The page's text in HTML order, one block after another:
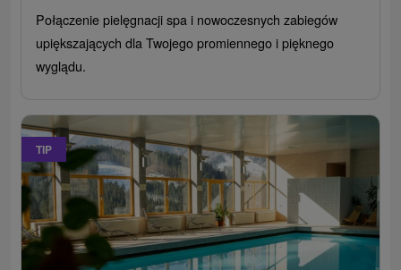
Połączenie pielęgnacji spa i nowoczesnych zabiegów
upiększających dla Twojego promiennego i pięknego
wyglądu.
TIP